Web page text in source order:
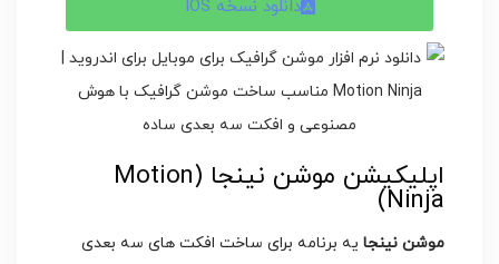
دانلود نسخه IOS
اپلیکیشن موشن نینجا (Motion
Ninja)
موشن نینجا یه برنامه برای ساخت افکت های سه بعدی